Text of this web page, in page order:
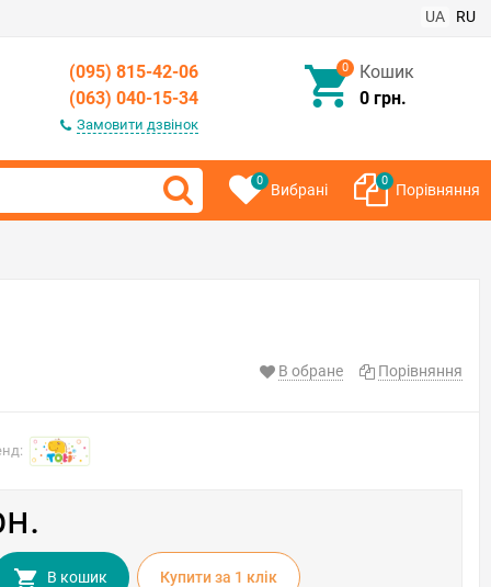
UA RU
(095) 815-42-06
(063) 040-15-34
Замовити дзвінок
0
Кошик
0 грн.
0 Вибрані 0 Порівняння
В обране Порівняння
В кошик Купити за 1 клiк